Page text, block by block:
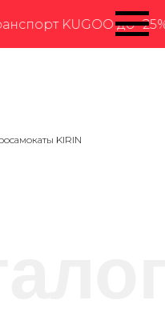
KUGOO до -
KIRIN